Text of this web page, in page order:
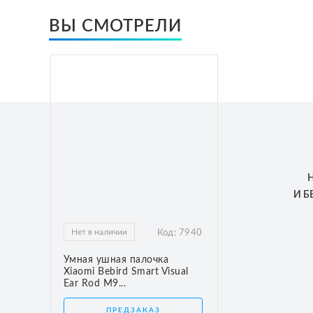
ВЫ СМОТРЕЛИ
Нет в наличии Код: 7940
Умная ушная палочка
Xiaomi Bebird Smart Visual
Ear Rod M9...
ПРЕДЗАКАЗ
И